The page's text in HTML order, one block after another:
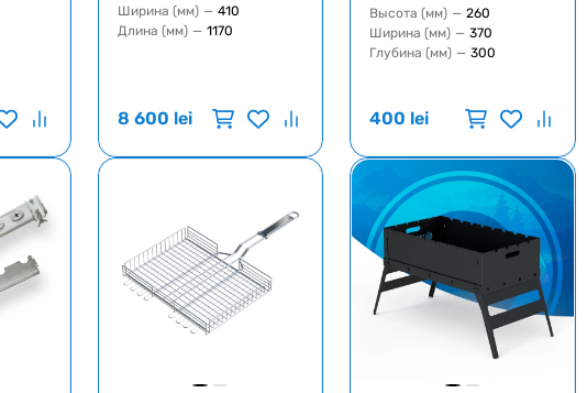
Ширина (мм) — 410
Длина (мм) — 1170
8 600 lei
Высота (мм) — 260
Ширина (мм) — 370
Глубина (мм) — 300
400 lei